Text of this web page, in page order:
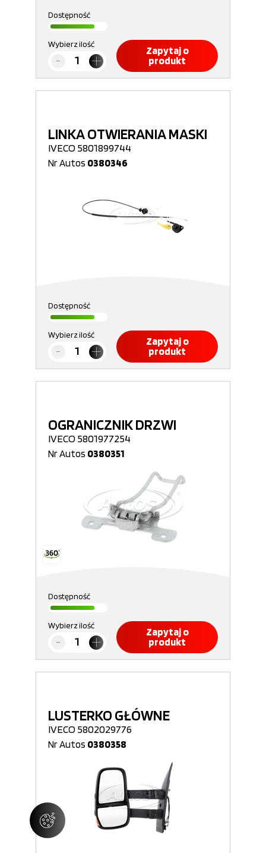
Dostępność
Wybierz ilość
Zapytaj o
produkt
LINKA OTWIERANIA MASKI
IVECO 5801899744
Nr Autos 0380346
Dostępność
Wybierz ilość
Zapytaj o
produkt
OGRANICZNIK DRZWI
IVECO 5801977254
Nr Autos 0380351
Dostępność
Wybierz ilość
Zapytaj o
produkt
LUSTERKO GŁÓWNE
IVECO 5802029776
Nr Autos 0380358